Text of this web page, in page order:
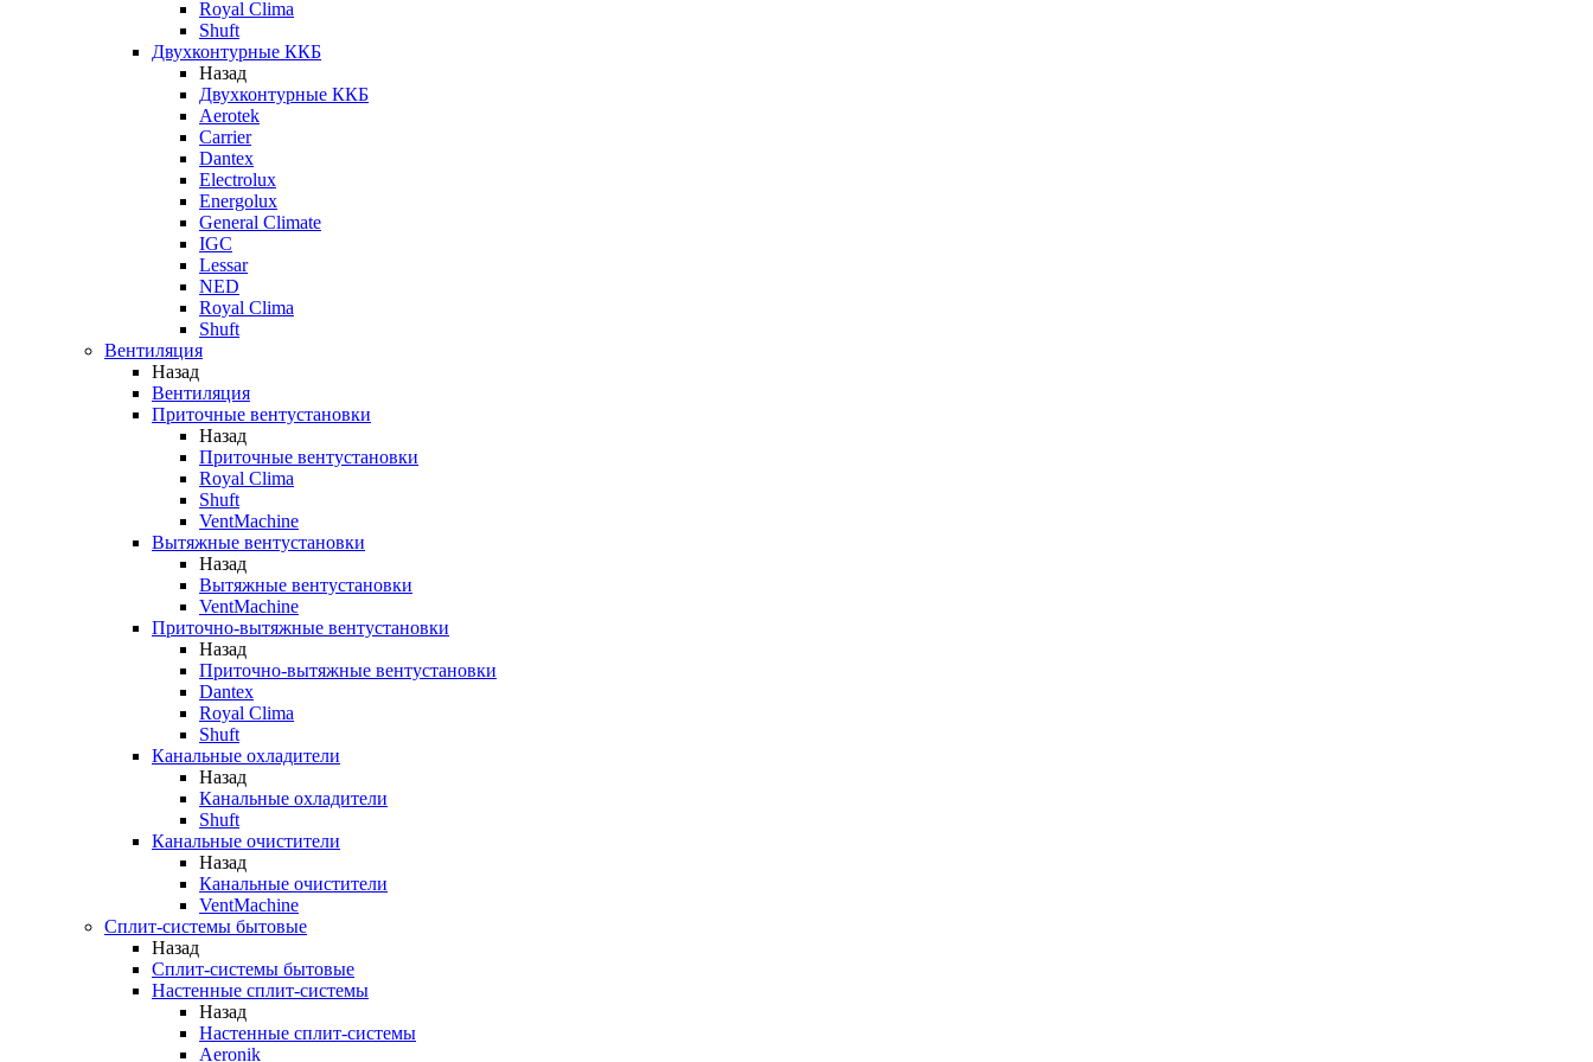
Royal Clima
Shuft
Двухконтурные ККБ
Назад
Двухконтурные ККБ
Aerotek
Carrier
Dantex
Electrolux
Energolux
General Climate
IGC
Lessar
NED
Royal Clima
Shuft
Вентиляция
Назад
Вентиляция
Приточные вентустановки
Назад
Приточные вентустановки
Royal Clima
Shuft
VentMachine
Вытяжные вентустановки
Назад
Вытяжные вентустановки
VentMachine
Приточно-вытяжные вентустановки
Назад
Приточно-вытяжные вентустановки
Dantex
Royal Clima
Shuft
Канальные охладители
Назад
Канальные охладители
Shuft
Канальные очистители
Назад
Канальные очистители
VentMachine
Сплит-системы бытовые
Назад
Сплит-системы бытовые
Настенные сплит-системы
Назад
Настенные сплит-системы
Aeronik